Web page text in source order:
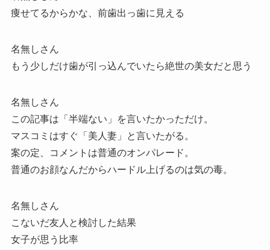
痩せてるからかな、前歯出っ歯に見える
名無しさん
もう少しだけ歯が引っ込んでいたら絶世の美女だと思う
名無しさん
この記事は「半端ない」を言いたかっただけ。
マスコミはすぐ「美人妻」と言いたがる。
案の定、コメントは普通のオンパレード。
普通のお顔なんだからハードル上げるのは気の毒。
名無しさん
こないだ友人と検討した結果
女子が思う比率